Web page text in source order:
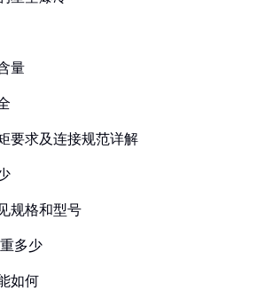
量
要求及连接规范详解
规格和型号
多少
如何